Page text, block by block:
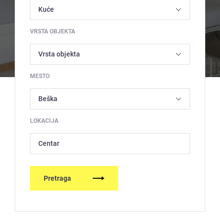
VRSTA OBJEKTA
MESTO
LOKACIJA
Centar
Pretraga